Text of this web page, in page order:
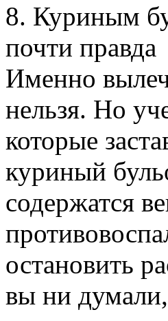
8. Куриным
почти правда
Именно
нельзя. Но
которые
куриный
содержатся
остановить
вы ни